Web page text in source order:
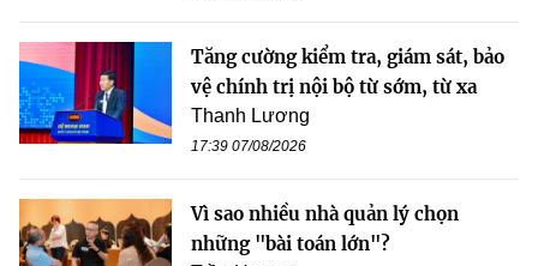
Tăng cường kiểm tra, giám sát, bảo
vệ chính trị nội bộ từ sớm, từ xa
Thanh Lương
17:39 07/08/2026
Vì sao nhiều nhà quản lý chọn
những "bài toán lớn"?